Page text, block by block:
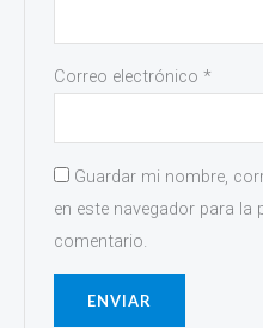
Correo electrónico*
Guardar mi nombre,
en este navegador para la
comentario.